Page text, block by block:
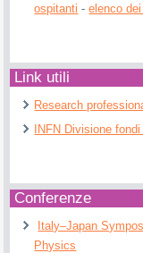
ospitanti -elenco
Link utili
Research
INFN Divisione
Conferenze
Italy–Japan
Physics